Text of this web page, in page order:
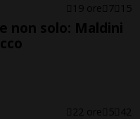
19 ore 7 15
non solo: Maldini
22 ore 5 42